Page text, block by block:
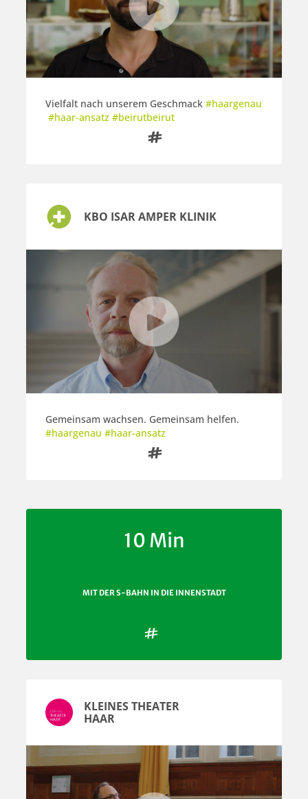
Vielfalt nach unserem Geschmack #haargenau
#haar-ansatz #beirutbeirut

KBO ISAR AMPER KLINIK
Gemeinsam wachsen. Gemeinsam helfen.
#haargenau #haar-ansatz

10 Min
MIT DER S-BAHN IN DIE INNENSTADT

KLEINES THEATER
HAAR